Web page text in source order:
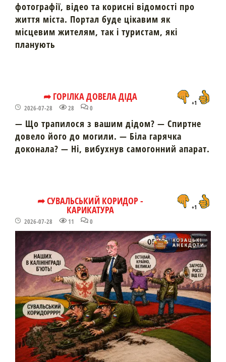
фотографії, відео та корисні відомості про
життя міста. Портал буде цікавим як
місцевим жителям, так і туристам, які
планують
➦ ГОРІЛКА ДОВЕЛА ДІДА
2026-07-28 28 0
+1
— Що трапилося з вашим дідом? — Спиртне
довело його до могили. — Біла гарячка
доконала? — Ні, вибухнув самогонний апарат.
➦ СУВАЛЬСЬКИЙ КОРИДОР -
КАРИКАТУРА
2026-07-28 11 0
+1